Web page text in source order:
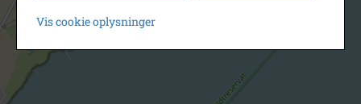
Vis cookie oplysninger